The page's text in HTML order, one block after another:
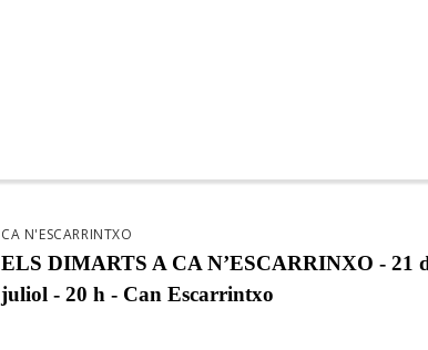
CA N'ESCARRINTXO
ELS DIMARTS A CA N’ESCARRINXO - 21
juliol - 20 h - Can Escarrintxo